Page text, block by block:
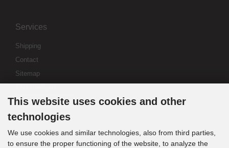
Services
Shipping
Contact
Sitemap
Widerrufsformular
Payment
This website uses cookies and other
technologies
We use cookies and similar technologies, also from third parties,
to ensure the proper functioning of the website, to analyze the